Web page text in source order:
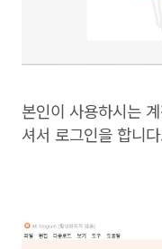
본인이 사용하시는
셔서 로그인을 합니